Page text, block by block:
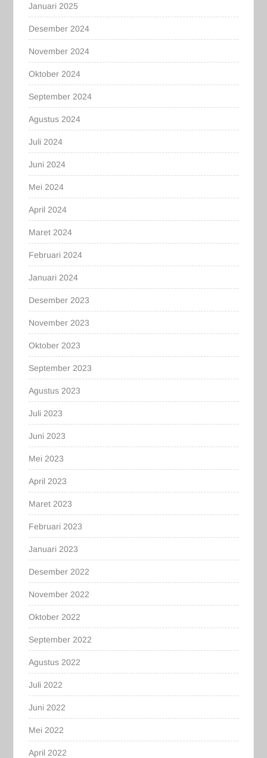
Januari 2025
Desember 2024
November 2024
Oktober 2024
September 2024
Agustus 2024
Juli 2024
Juni 2024
Mei 2024
April 2024
Maret 2024
Februari 2024
Januari 2024
Desember 2023
November 2023
Oktober 2023
September 2023
Agustus 2023
Juli 2023
Juni 2023
Mei 2023
April 2023
Maret 2023
Februari 2023
Januari 2023
Desember 2022
November 2022
Oktober 2022
September 2022
Agustus 2022
Juli 2022
Juni 2022
Mei 2022
April 2022